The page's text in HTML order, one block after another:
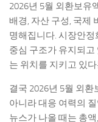
2026년 5월 외환보유
배경, 자산 구성, 국제
명해집니다. 시장안
중심 구조가 유지되고
는 위치를 지키고 있
결국 2026년 5월 외
아니라 대응 여력의
뉴스가 나올 때는 총